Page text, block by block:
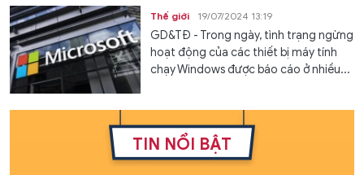
Thế giới 19/07/2024 13:19
GD&TĐ - Trong ngày, tình trạng ngừng
hoạt động của các thiết bị máy tính
chạy Windows được báo cáo ở nhiều...
TIN NỔI BẬT